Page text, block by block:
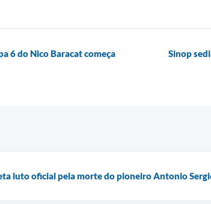
6 do Nico Baracat começa
Sinop
luto oficial pela morte do pioneiro Antonio